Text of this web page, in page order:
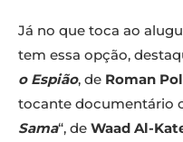
Já no que toca ao
tem essa opção,
o Espião, de Roman
tocante documentário
Sama“, de Waad Al-